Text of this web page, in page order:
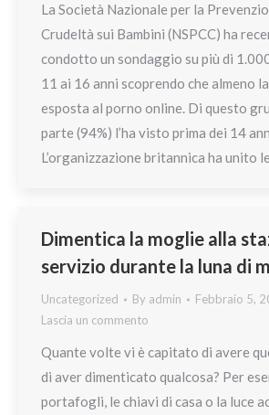
La Società Nazionale per la
Crudeltà sui Bambini (NSPCC) ha
condotto un sondaggio su più di
11 ai 16 anni scoprendo che almeno
esposta al porno online. Di questo
parte (94%) l’ha visto prima dei 14
L’organizzazione britannica ha unito
Dimentica la moglie alla
servizio durante la luna di
Uncategorized By admin
Febbraio 5,
Lascia un commento
Quante volte vi è capitato di avere
di aver dimenticato qualcosa? Per
portafogli, le chiavi di casa o la luce